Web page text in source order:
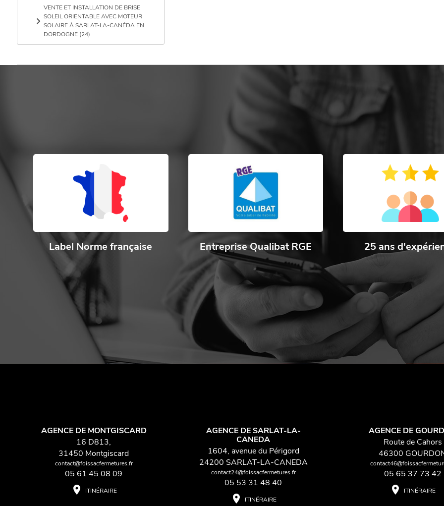
VENTE ET INSTALLATION DE BRISE
SOLEIL ORIENTABLE AVEC MOTEUR
SOLAIRE À SARLAT-LA-CANÉDA EN
DORDOGNE (24)
Label Norme française Entreprise Qualibat RGE 25 ans
AGENCE DE MONTGISCARD
16 D813,
31450 Montgiscard
contact@foissacfermetures.fr
05 61 45 08 09
place ITINÉRAIRE
AGENCE DE SARLAT-LA-
CANEDA
1604, avenue du Périgord
24200 SARLAT-LA-CANEDA
contact24@foissacfermetures.fr
05 53 31 48 40
place ITINÉRAIRE
AGENCE DE
Route de Cahors
46300
05 65 37 73 42
place ITINÉRAIRE